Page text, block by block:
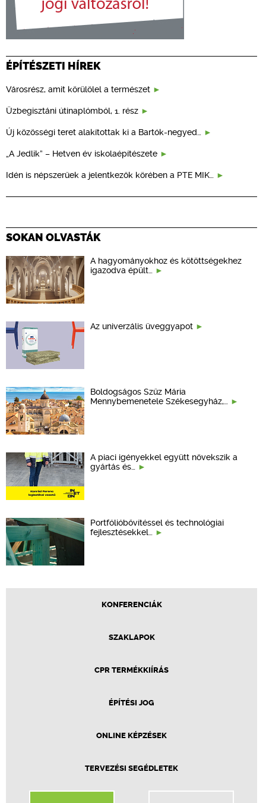
ÉPÍTÉSZETI HÍREK
Városrész, amit körülölel a természet
Üzbegisztáni útinaplómból, 1. rész
Új közösségi teret alakítottak ki a Bartók-negyed…
„A Jedlik” – Hetven év iskolaépítészete
Idén is népszerűek a jelentkezők körében a PTE MIK…
SOKAN OLVASTÁK
A hagyományokhoz és kötöttségekhez
igazodva épült…
Az univerzális üveggyapot
Boldogságos Szűz Mária
Mennybemenetele Székesegyház,…
A piaci igényekkel együtt növekszik a
gyártás és…
Portfólióbővítéssel és technológiai
fejlesztésekkel…
KONFERENCIÁK
SZAKLAPOK
CPR TERMÉKKIÍRÁS
ÉPÍTÉSI JOG
ONLINE KÉPZÉSEK
TERVEZÉSI SEGÉDLETEK